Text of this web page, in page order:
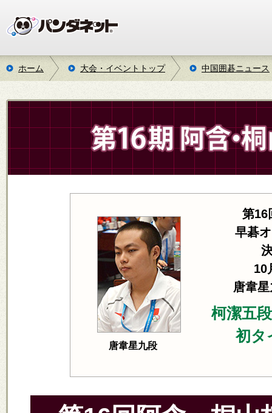
ホーム 大会・イベントトップ 中国囲碁ニュース
唐韋星九段
第16
早碁
10
唐韋
柯潔五
初タ